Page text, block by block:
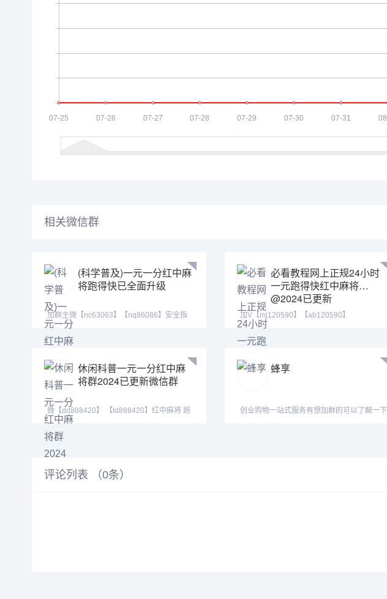
相关微信群
(科学普及)一元一分红中麻
将跑得快已全面升级
加群主微【nc63063】【nq86086】安全指
数：绿色、真实、
必看教程网上正规24小时
一元跑得快红中麻将
@2024已更新
加V【mj120590】【ab120590】
【tj525555】24小时火爆
休闲科普一元一分红中麻
将群2024已更新微信群
微【dd888420】 【td888420】红中麻将 跑
得快 全天24
蜂享
创业购物一站式服务有想加群的可以了解一下
评论列表 （0条）